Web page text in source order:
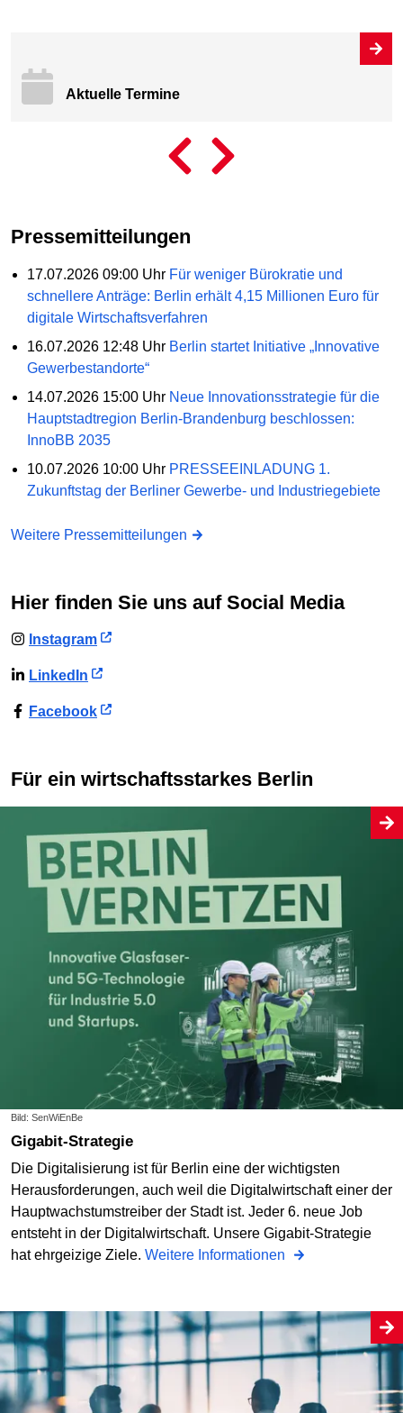
Aktuelle Termine
Pressemitteilungen
17.07.2026 09:00 Uhr Für weniger Bürokratie und
schnellere Anträge: Berlin erhält 4,15 Millionen Euro für
digitale Wirtschaftsverfahren
16.07.2026 12:48 Uhr Berlin startet Initiative „Innovative
Gewerbestandorte“
14.07.2026 15:00 Uhr Neue Innovationsstrategie für die
Hauptstadtregion Berlin-Brandenburg beschlossen:
InnoBB 2035
10.07.2026 10:00 Uhr PRESSEEINLADUNG 1.
Zukunftstag der Berliner Gewerbe- und Industriegebiete
Weitere Pressemitteilungen
Hier finden Sie uns auf Social Media
Instagram
LinkedIn
Facebook
Für ein wirtschaftsstarkes Berlin
Bild: SenWiEnBe
Gigabit-Strategie
Die Digitalisierung ist für Berlin eine der wichtigsten
Herausforderungen, auch weil die Digitalwirtschaft einer der
Hauptwachs­tumstreiber der Stadt ist. Jeder 6. neue Job
entsteht in der Digitalwirtschaft. Unsere Gigabit-Strategie
hat ehrgeizige Ziele. Weitere Informationen